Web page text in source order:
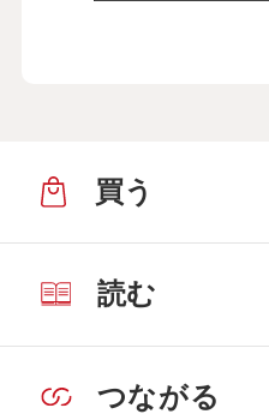
買う
読む
つながる